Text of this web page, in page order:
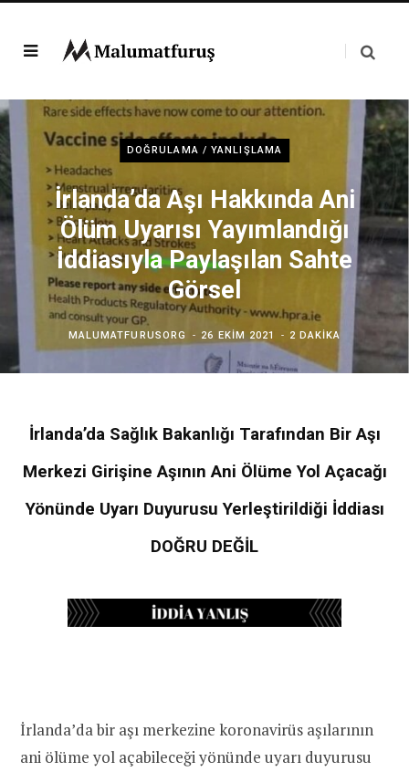
DOĞRULAMA / YANLIŞLAMA
İrlanda’da Aşı Hakkında Ani
Ölüm Uyarısı Yayımlandığı
İddiasıyla Paylaşılan Sahte
Görsel
MALUMATFURUSORG 26 EKIM 2021 2 DAKIKA
İrlanda’da Sağlık Bakanlığı Tarafından Bir Aşı
Merkezi GirişineAşının Ani Ölüme Yol Açacağı
Yönünde Uyarı Duyurusu Yerleştirildiği İddiası
DOĞRU DEĞİL
İrlanda’da bir aşı merkezine koronavirüs aşılarının
ani ölüme yol açabileceği yönünde uyarı duyurusu